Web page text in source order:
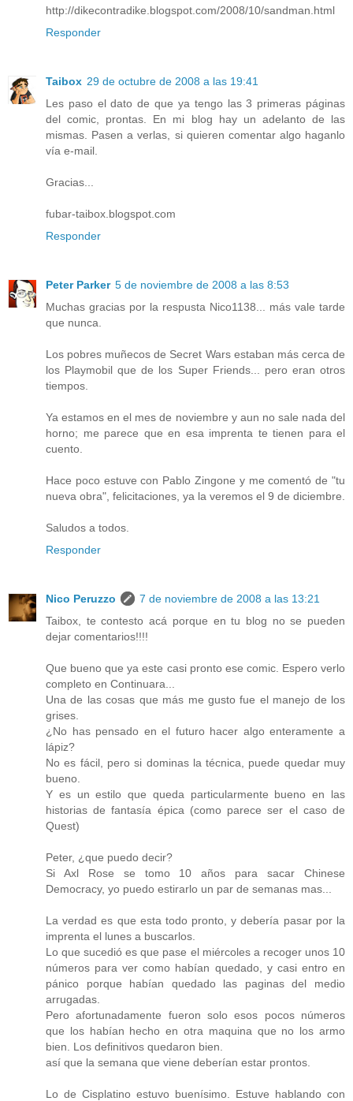
http://dikecontradike.blogspot.com/2008/10/sandman.html
Responder
Taibox 29 de octubre de 2008 a las 19:41
Les paso el dato de que ya tengo las 3 primeras páginas
del comic, prontas. En mi blog hay un adelanto de las
mismas. Pasen a verlas, si quieren comentar algo haganlo
vía e-mail.
Gracias...
fubar-taibox.blogspot.com
Responder
Peter Parker 5 de noviembre de 2008 a las 8:53
Muchas gracias por la respusta Nico1138... más vale tarde
que nunca.
Los pobres muñecos de Secret Wars estaban más cerca de
los Playmobil que de los Super Friends... pero eran otros
tiempos.
Ya estamos en el mes de noviembre y aun no sale nada del
horno; me parece que en esa imprenta te tienen para el
cuento.
Hace poco estuve con Pablo Zingone y me comentó de "tu
nueva obra", felicitaciones, ya la veremos el 9 de diciembre.
Saludos a todos.
Responder
Nico Peruzzo
7 de noviembre de 2008 a las 13:21
Taibox, te contesto acá porque en tu blog no se pueden
dejar comentarios!!!!
Que bueno que ya este casi pronto ese comic. Espero verlo
completo en Continuara...
Una de las cosas que más me gusto fue el manejo de los
grises.
¿No has pensado en el futuro hacer algo enteramente a
lápiz?
No es fácil, pero si dominas la técnica, puede quedar muy
bueno.
Y es un estilo que queda particularmente bueno en las
historias de fantasía épica (como parece ser el caso de
Quest)
Peter, ¿que puedo decir?
Si Axl Rose se tomo 10 años para sacar Chinese
Democracy, yo puedo estirarlo un par de semanas mas...
La verdad es que esta todo pronto, y debería pasar por la
imprenta el lunes a buscarlos.
Lo que sucedió es que pase el miércoles a recoger unos 10
números para ver como habían quedado, y casi entro en
pánico porque habían quedado las paginas del medio
arrugadas.
Pero afortunadamente fueron solo esos pocos números
que los habían hecho en otra maquina que no los armo
bien. Los definitivos quedaron bien.
así que la semana que viene deberían estar prontos.
Lo de Cisplatino estuvo buenísimo. Estuve hablando con